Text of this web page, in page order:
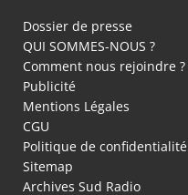
Dossier de presse
QUI SOMMES-NOUS ?
Comment nous rejoindre ?
Publicité
Mentions Légales
CGU
Politique de confidentialité
Sitemap
Archives Sud Radio